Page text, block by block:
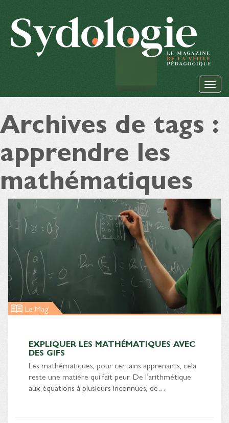
Archives de tags :
apprendre les
mathématiques
Le Mag'
EXPLIQUER LES MATHÉMATIQUES AVEC
DES GIFS
Les mathématiques, pour certains apprenants, cela
reste une matière qui fait peur. De l’arithmétique
aux équations à plusieurs inconnues, de…